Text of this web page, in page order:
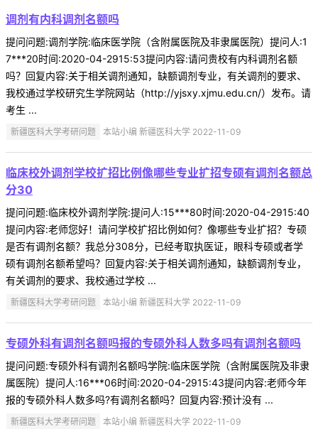
调剂有内科调剂名额吗
提问问题:调剂学院:临床医学院（含附属医院及非隶属医院）提问人:1
7***20时间:2020-04-2915:53提问内容:请问贵校有内科调剂名额
吗？回复内容:关于相关调剂通知，缺额调剂专业，有关调剂的要求、
我校通过学校研究生学院网站（http://yjsxy.xjmu.edu.cn/）发布。请
考生 ...
新疆医科大学考研问题 本站小编 新疆医科大学 2022-11-09
临床校外调剂学校扩招比例像哪些专业扩招专硕有调剂名额总
分30
提问问题:临床校外调剂学院:提问人:15***80时间:2020-04-2915:40
提问内容:老师您好！请问学校扩招比例如何？像哪些专业扩招？专硕
是否有调剂名额？我总分308分，已经考取执医证，眼科专硕或者学
硕有调剂名额希望吗？回复内容:关于相关调剂通知，缺额调剂专业，
有关调剂的要求、我校通过学校 ...
新疆医科大学考研问题 本站小编 新疆医科大学 2022-11-09
专硕外科有调剂名额吗报的专硕外科人数多吗有调剂名额吗
提问问题:专硕外科有调剂名额吗学院:临床医学院（含附属医院及非隶
属医院）提问人:16***06时间:2020-04-2915:43提问内容:老师今年
报的专硕外科人数多吗?有调剂名额吗？回复内容:预计没有 ...
新疆医科大学考研问题 本站小编 新疆医科大学 2022-11-09